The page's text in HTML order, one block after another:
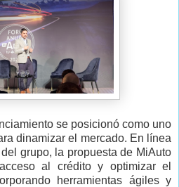
se posicionó como uno
dinamizar el mercado. En línea
grupo, la propuesta de MiAuto
al crédito y optimizar el
herramientas ágiles y